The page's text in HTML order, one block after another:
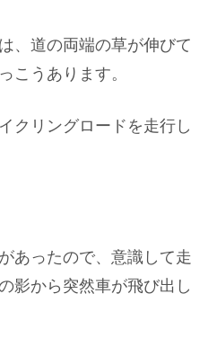
、道の両端の草が伸びて
こうあります。
クリングロードを走行し
あったので、意識して走
影から突然車が飛び出し